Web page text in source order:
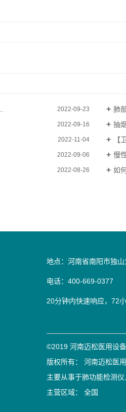
2022-09-23 肺
2022-09-16 抽
2022-11-04 【
2022-09-06 慢
2022-08-26 如
地点：河南省南阳
电话：
20分钟内快速响应，72
©2019 河南迈松医用设
版权所有： 河南迈松医
主要从事于肺功能检测仪
主营区域： 全国